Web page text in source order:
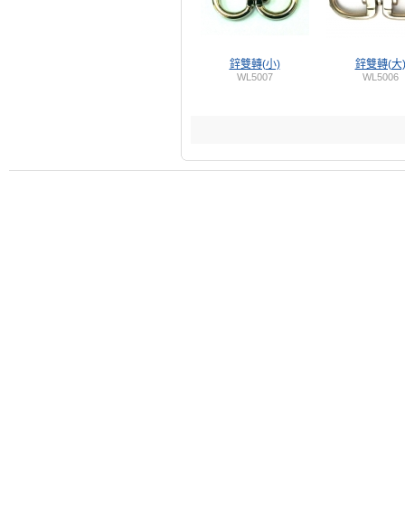
鋅雙轉(小)
WL5007
鋅雙轉(大)
WL5006